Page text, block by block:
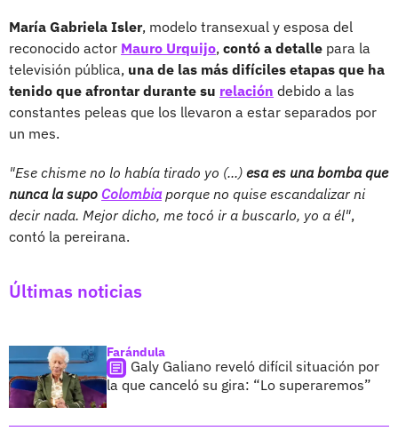
María Gabriela Isler, modelo transexual y esposa del
reconocido actor Mauro Urquijo, contó a detalle para la
televisión pública, una de las más difíciles etapas que ha
tenido que afrontar durante su relación debido a las
constantes peleas que los llevaron a estar separados por
un mes.
"Ese chisme no lo había tirado yo (...) esa es una bomba que
nunca la supo Colombia porque no quise escandalizar ni
decir nada. Mejor dicho, me tocó ir a buscarlo, yo a él",
contó la pereirana.
Últimas noticias
Farándula
Galy Galiano reveló difícil situación por
la que canceló su gira: “Lo superaremos”